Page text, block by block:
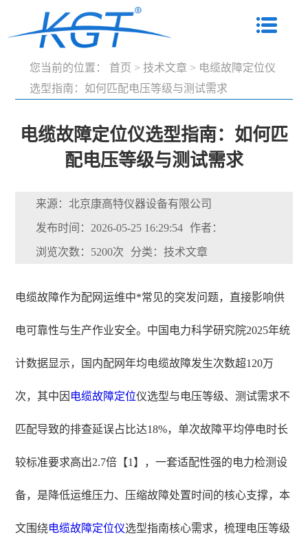
您当前的位置： 首页 > 技术文章 > 电缆故障定位仪
选型指南：如何匹配电压等级与测试需求
电缆故障定位仪选型指南：如何匹
配电压等级与测试需求
来源：北京康高特仪器设备有限公司
发布时间：2026-05-25 16:29:54 作者：
浏览次数：5200次 分类：技术文章
电缆故障作为配网运维中*常见的突发问题，直接影响供
电可靠性与生产作业安全。中国电力科学研究院2025年统
计数据显示，国内配网年均电缆故障发生次数超120万
次，其中因 电缆故障定位仪选型与电压等级、测试需求不
匹配导致的排查延误占比达18%，单次故障平均停电时长
较标准要求高出2.7倍【1】，一套适配性强的电力检测设
备，是降低运维压力、压缩故障处置时间的核心支撑，本
文围绕电缆故障定位仪选型指南核心需求，梳理电压等级